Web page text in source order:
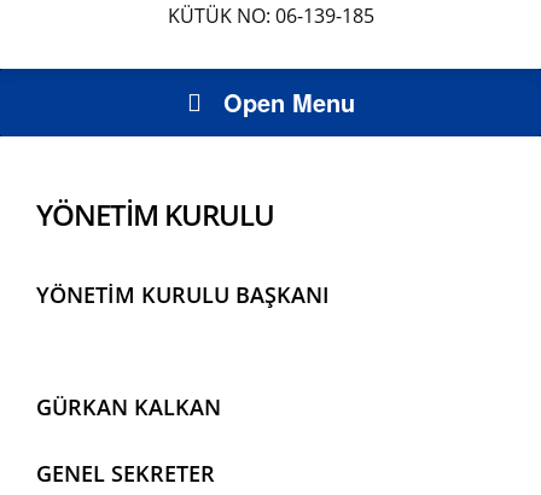
KÜTÜK NO: 06-139-185
Open Menu
YÖNETİM KURULU
YÖNETİM KURULU BAŞKANI
GÜRKAN KALKAN
GENEL SEKRETER